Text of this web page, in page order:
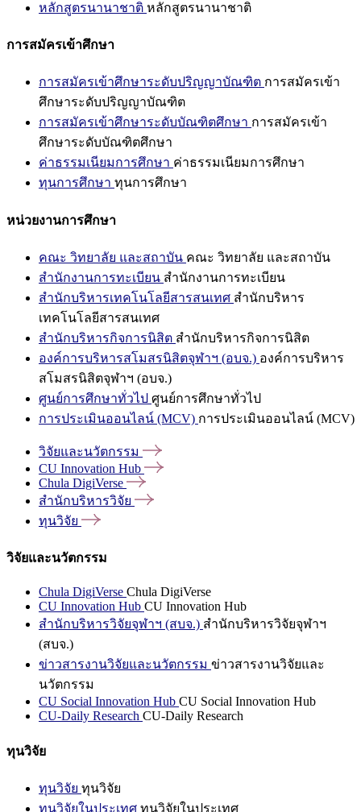
หลักสูตรนานาชาติ หลักสูตรนานาชาติ
การสมัครเข้าศึกษา
การสมัครเข้าศึกษาระดับปริญญาบัณฑิต การสมัครเข้า
ศึกษาระดับปริญญาบัณฑิต
การสมัครเข้าศึกษาระดับบัณฑิตศึกษา การสมัครเข้า
ศึกษาระดับบัณฑิตศึกษา
ค่าธรรมเนียมการศึกษา ค่าธรรมเนียมการศึกษา
ทุนการศึกษา ทุนการศึกษา
หน่วยงานการศึกษา
คณะ วิทยาลัย และสถาบัน คณะ วิทยาลัย และสถาบัน
สำนักงานการทะเบียน สำนักงานการทะเบียน
สำนักบริหารเทคโนโลยีสารสนเทศ สำนักบริหาร
เทคโนโลยีสารสนเทศ
สำนักบริหารกิจการนิสิต สำนักบริหารกิจการนิสิต
องค์การบริหารสโมสรนิสิตจุฬาฯ (อบจ.) องค์การบริหาร
สโมสรนิสิตจุฬาฯ (อบจ.)
ศูนย์การศึกษาทั่วไป ศูนย์การศึกษาทั่วไป
การประเมินออนไลน์ (MCV) การประเมินออนไลน์ (MCV)
วิจัยและนวัตกรรม
CU Innovation Hub
Chula DigiVerse
สำนักบริหารวิจัย
ทุนวิจัย
วิจัยและนวัตกรรม
Chula DigiVerse Chula DigiVerse
CU Innovation Hub CU Innovation Hub
สำนักบริหารวิจัยจุฬาฯ (สบจ.) สำนักบริหารวิจัยจุฬาฯ
(สบจ.)
ข่าวสารงานวิจัยและนวัตกรรม ข่าวสารงานวิจัยและ
นวัตกรรม
CU Social Innovation Hub CU Social Innovation Hub
CU-Daily Research CU-Daily Research
ทุนวิจัย
ทุนวิจัย ทุนวิจัย
ทุนวิจัยในประเทศ ทุนวิจัยในประเทศ